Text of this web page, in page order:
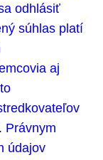
odhlásiť
súhlas platí
aj
Právnym
údajov